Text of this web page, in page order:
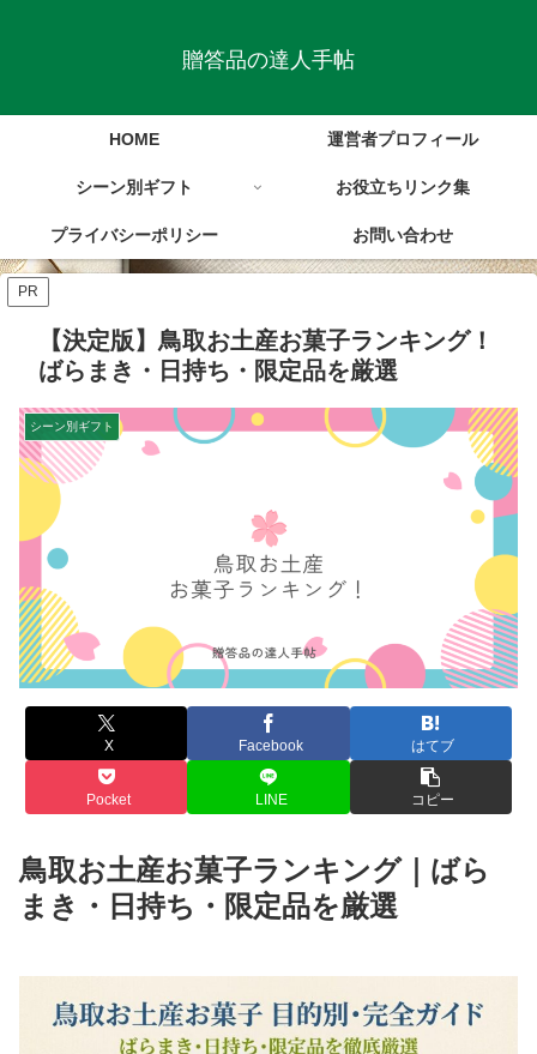
贈答品の達人手帖
HOME 運営者プロフィール
シーン別ギフト お役立ちリンク集
プライバシーポリシー お問い合わせ
PR
【決定版】鳥取お土産お菓子ランキング！
ばらまき・日持ち・限定品を厳選
シーン別ギフト
X Facebook はてブ
Pocket LINE コピー
鳥取お土産お菓子ランキング｜ばら
まき・日持ち・限定品を厳選